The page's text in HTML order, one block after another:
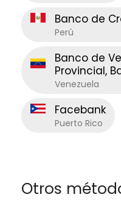
Banco de
Perú
Banco de
Provincial,
Venezuela
Facebank
Puerto Rico
Otros